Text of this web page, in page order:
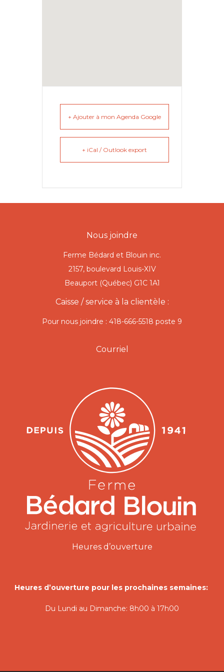
+ Ajouter à mon Agenda Google
+ iCal / Outlook export
Nous joindre
Ferme Bédard et Blouin inc.
2157, boulevard Louis-XIV
Beauport (Québec) G1C 1A1
Caisse / service à la clientèle :
Pour nous joindre : 418-666-5518 poste 9
Courriel
Heures d’ouverture
Heures d’ouverture pour les prochaines semaines:
Du Lundi au Dimanche: 8h00 à 17h00